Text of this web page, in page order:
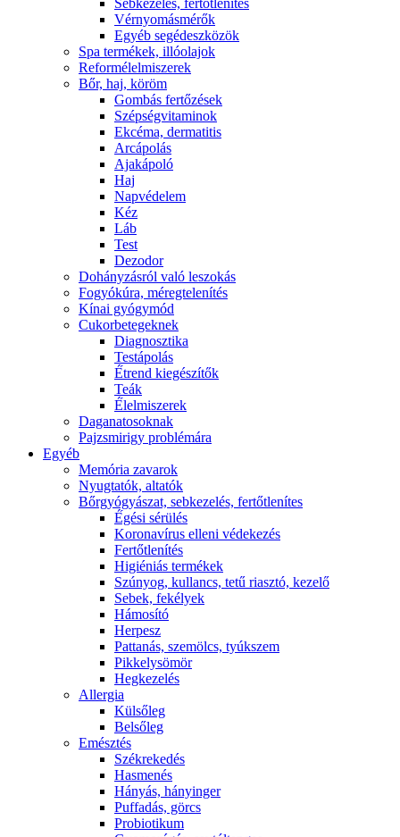
Sebkezelés, fertőtlenítés
Vérnyomásmérők
Egyéb segédeszközök
Spa termékek, illóolajok
Reformélelmiszerek
Bőr, haj, köröm
Gombás fertőzések
Szépségvitaminok
Ekcéma, dermatitis
Arcápolás
Ajakápoló
Haj
Napvédelem
Kéz
Láb
Test
Dezodor
Dohányzásról való leszokás
Fogyókúra, méregtelenítés
Kínai gyógymód
Cukorbetegeknek
Diagnosztika
Testápolás
É́trend kiegészítők
Teák
É́lelmiszerek
Daganatosoknak
Pajzsmirigy problémára
Egyéb
Memória zavarok
Nyugtatók, altatók
Bőrgyógyászat, sebkezelés, fertőtlenítes
É́gési sérülés
Koronavírus elleni védekezés
Fertőtlenítés
Higiéniás termékek
Szúnyog, kullancs, tetű riasztó, kezelő
Sebek, fekélyek
Hámosító
Herpesz
Pattanás, szemölcs, tyúkszem
Pikkelysömör
Hegkezelés
Allergia
Külsőleg
Belsőleg
Emésztés
Székrekedés
Hasmenés
Hányás, hányinger
Puffadás, görcs
Probiotikum